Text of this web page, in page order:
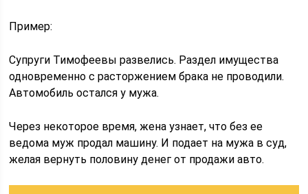
Пример:
Супруги Тимофеевы развелись. Раздел имущества
одновременно с расторжением брака не проводили.
Автомобиль остался у мужа.
Через некоторое время, жена узнает, что без ее
ведома муж продал машину. И подает на мужа в суд,
желая вернуть половину денег от продажи авто.